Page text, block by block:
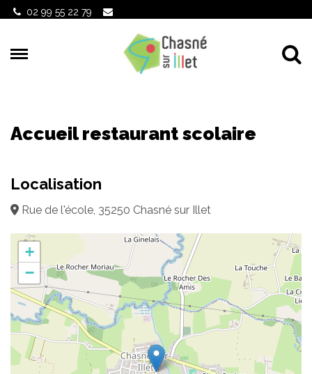
Gestion des traceurs
02 99 55 22 79
Accueil restaurant scolaire
Localisation
Rue de l'école, 35250 Chasné sur Illet
+
−